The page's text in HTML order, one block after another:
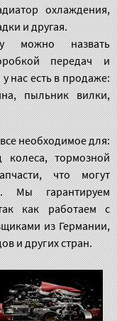
охлаждения,
и другая.
можно назвать
передач и
нас есть в продаже:
пыльник вилки,
необходимое для:
тормозной
что могут
Мы гарантируем
как работаем с
из Германии,
и других стран.